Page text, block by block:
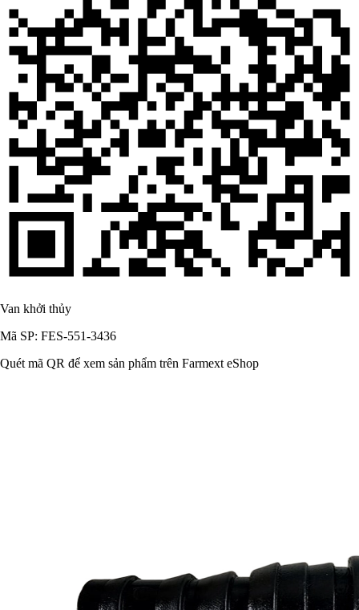
Van khởi thủy
Mã SP: FES-551-3436
Quét mã QR để xem sản phẩm trên Farmext eShop